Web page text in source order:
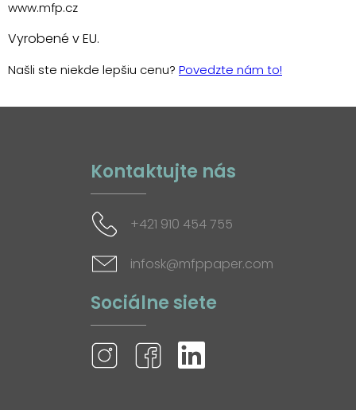
www.mfp.cz
Vyrobené v EU.
Našli ste niekde lepšiu cenu? Povedzte nám to!
Kontaktujte nás
+421 910 454 755
infosk@mfppaper.com
Sociálne siete